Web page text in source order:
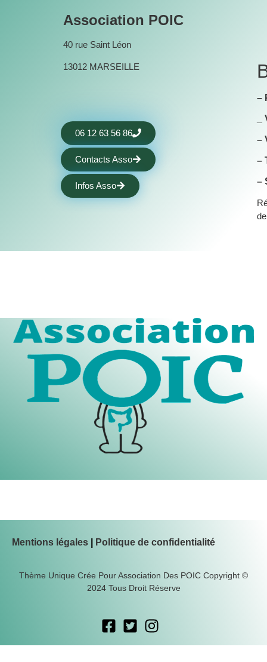
Association POIC
40 rue Saint Léon
13012 MARSEILLE
06 12 63 56 86
Contacts Asso
Infos Asso
​–
​–
​–
–
Mentions légales Politique de confidentialité
Thème Unique Crée Pour Association Des POIC Copyright ©
2024 Tous Droit Réserve